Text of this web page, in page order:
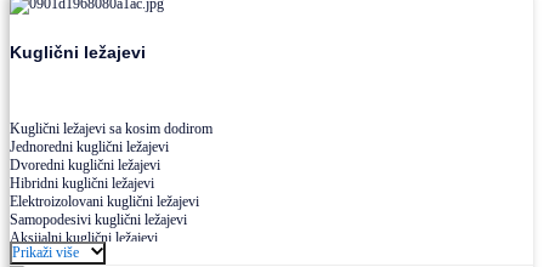
Kuglični ležajevi
Kuglični ležajevi sa kosim dodirom
Jednoredni kuglični ležajevi
Dvoredni kuglični ležajevi
Hibridni kuglični ležajevi
Elektroizolovani kuglični ležajevi
Samopodesivi kuglični ležajevi
Aksijalni kuglični ležajevi
Kuglični ležajevi od nerđajućeg čelika
Prikaži više